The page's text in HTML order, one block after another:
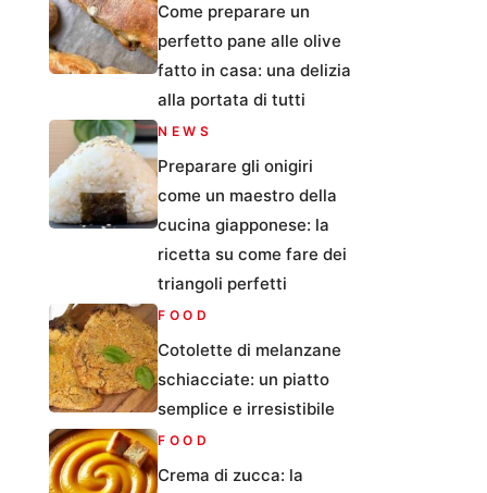
Come preparare un
perfetto pane alle olive
fatto in casa: una delizia
alla portata di tutti
NEWS
Preparare gli onigiri
come un maestro della
cucina giapponese: la
ricetta su come fare dei
triangoli perfetti
FOOD
Cotolette di melanzane
schiacciate: un piatto
semplice e irresistibile
FOOD
Crema di zucca: la